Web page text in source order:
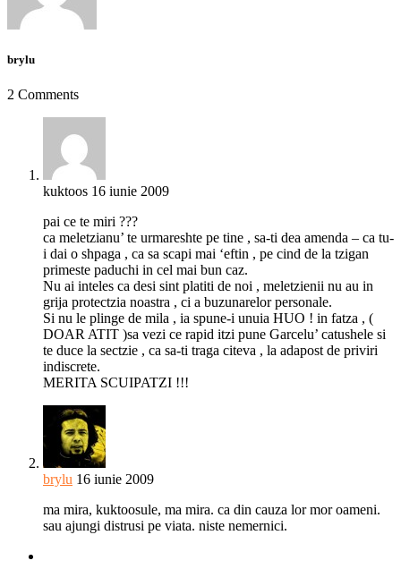
brylu
2 Comments
kuktoos 16 iunie 2009
pai ce te miri ???
ca meletzianu’ te urmareshte pe tine , sa-ti dea amenda – ca tu-
i dai o shpaga , ca sa scapi mai ‘eftin , pe cind de la tzigan
primeste paduchi in cel mai bun caz.
Nu ai inteles ca desi sint platiti de noi , meletzienii nu au in
grija protectzia noastra , ci a buzunarelor personale.
Si nu le plinge de mila , ia spune-i unuia HUO ! in fatza , (
DOAR ATIT )sa vezi ce rapid itzi pune Garcelu’ catushele si
te duce la sectzie , ca sa-ti traga citeva , la adapost de priviri
indiscrete.
MERITA SCUIPATZI !!!
brylu 16 iunie 2009
ma mira, kuktoosule, ma mira. ca din cauza lor mor oameni.
sau ajungi distrusi pe viata. niste nemernici.